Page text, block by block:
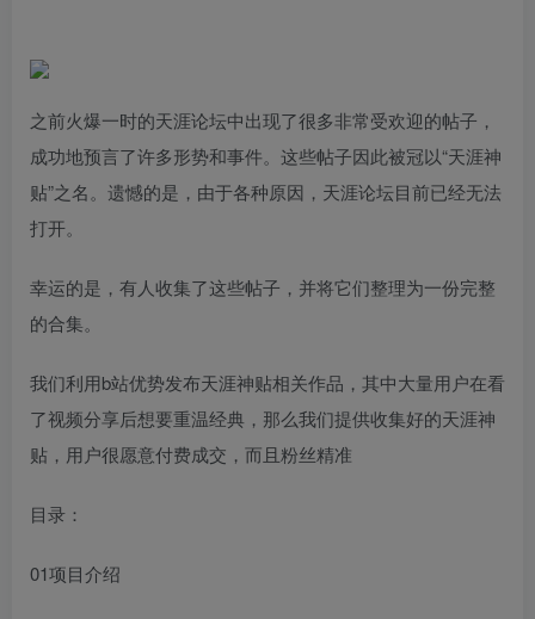
之前火爆一时的天涯论坛中出现了很多非常受欢迎的帖子，
成功地预言了许多形势和事件。这些帖子因此被冠以“天涯神
贴”之名。遗憾的是，由于各种原因，天涯论坛目前已经无法
打开。
幸运的是，有人收集了这些帖子，并将它们整理为一份完整
的合集。
我们利用b站优势发布天涯神贴相关作品，其中大量用户在看
了视频分享后想要重温经典，那么我们提供收集好的天涯神
贴，用户很愿意付费成交，而且粉丝精准
目录：
01项目介绍